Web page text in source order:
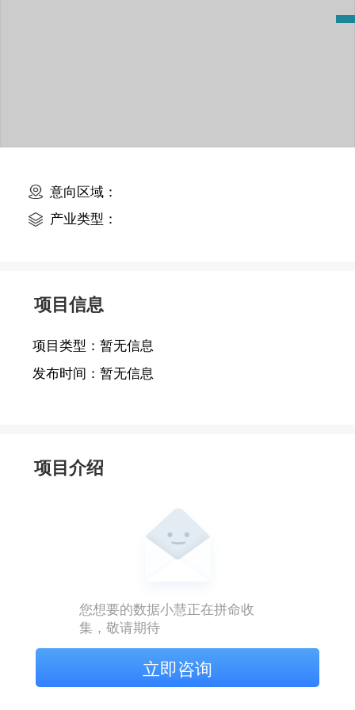
意向区域：
产业类型：
项目信息
项目类型： 暂无信息
发布时间： 暂无信息
项目介绍
您想要的数据小慧正在拼命收
集，敬请期待
立即咨询